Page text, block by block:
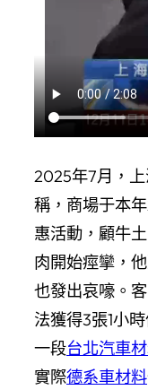
2025年7月，
稱，商場于本
惠活動，顧牛
肉開始痙攣，
也發出哀嚎。
法獲得3張1小
一段台北汽車
實際德系車材料